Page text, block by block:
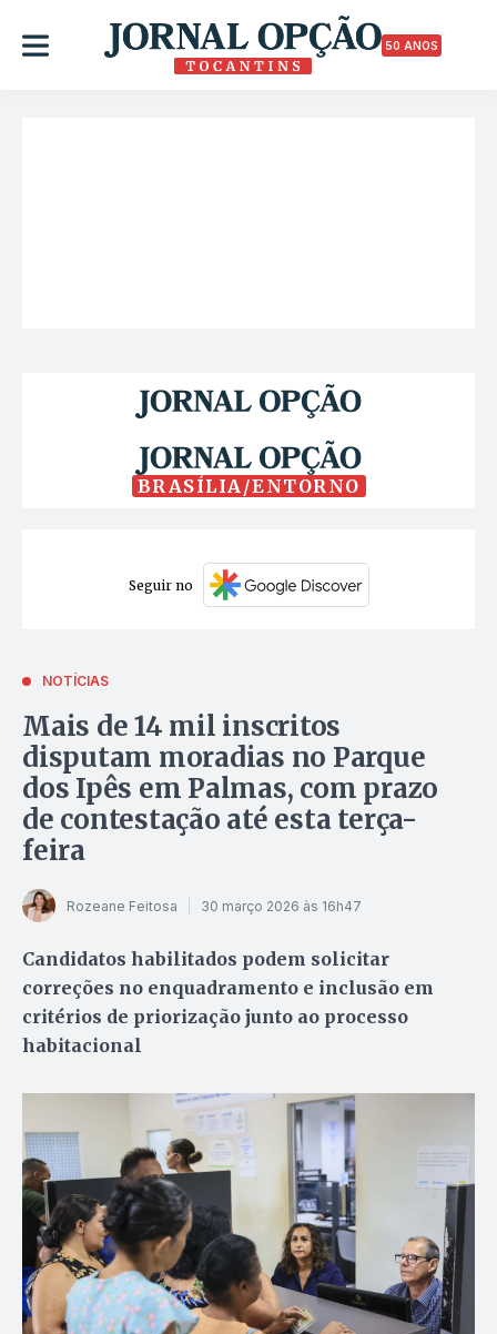
50 ANOS
BRASÍLIA/ENTORNO
Seguir no
NOTÍCIAS
Mais de 14 mil inscritos
disputam moradias no Parque
dos Ipês em Palmas, com prazo
de contestação até esta terça-
feira
Rozeane Feitosa 30 março 2026 às 16h47
Candidatos habilitados podem solicitar
correções no enquadramento e inclusão em
critérios de priorização junto ao processo
habitacional